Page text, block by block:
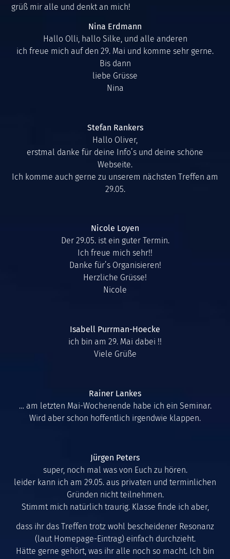
grüß mir alle und denkt an mich!
Nina Erdmann
Hallo Olli, hallo Silke, und alle anderen
ich freue mich auf den 29. Mai und komme sehr gerne.
Bis dann
liebe Grüsse
Nina
Stefan Rankers
Hallo Oliver,
erstmal danke für deine Info’s und deine schöne
Webseite.
Ich komme auch gerne zu unserem nächsten Treffen am
29.05.
Nicole Loyen
Der 29.05. ist ein guter Termin.
Ich freue mich sehr!!
Danke für’s Organisieren!
Herzliche Grüsse!
Nicole
Isabell Purrman-Hoecke
ich bin am 29. Mai dabei !!
Viele Grüße
Rainer Lankes
… am letzten Mai-Wochenende habe ich ein Seminar.
Wird aber schon hoffentlich irgendwie klappen.
Jürgen Peters
super, noch mal was von Euch zu hören.
leider kann ich am 29.05. aus privaten und terminlichen
Gründen nicht teilnehmen.
Stimmt mich natürlich traurig. Klasse finde ich aber,
dass ihr das Treffen trotz wohl bescheidener Resonanz
(laut Homepage-Eintrag) einfach durchzieht.
Hätte gerne gehört, was ihr alle noch so macht. Ich bin